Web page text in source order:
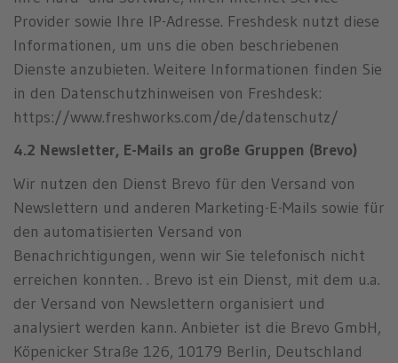
Provider sowie Ihre IP-Adresse. Freshdesk nutzt diese
Informationen, um uns die oben beschriebenen
Dienste anzubieten. Weitere Informationen finden Sie
in den Datenschutzhinweisen von Freshdesk:
https://www.freshworks.com/de/datenschutz/
4.2 Newsletter, E-Mails an große Gruppen (Brevo)
Wir nutzen den Dienst Brevo für den Versand von
Newslettern und anderen Marketing-E-Mails sowie für
den automatisierten Versand von
Benachrichtigungen, wenn wir Sie telefonisch nicht
erreichen konnten. . Brevo ist ein Dienst, mit dem u.a.
der Versand von Newslettern organisiert und
analysiert werden kann. Anbieter ist die Brevo GmbH,
Köpenicker Straße 126, 10179 Berlin, Deutschland